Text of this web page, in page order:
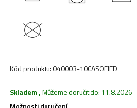
Kód produktu:040003-100ASOFIED
Skladem,Můžeme doručit do: 11.8.2026
Možnosti doručení